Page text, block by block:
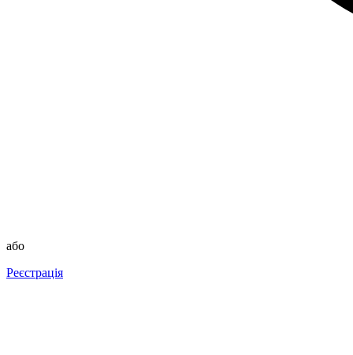
або
Реєстрація